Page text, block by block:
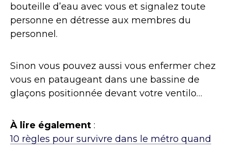
bouteille d’eau avec vous et signalez toute
personne en détresse aux membres du
personnel.
Sinon vous pouvez aussi vous enfermer chez
vous en pataugeant dans une bassine de
glaçons positionnée devant votre ventilo…
À lire également :
10 règles pour survivre dans le métro quand